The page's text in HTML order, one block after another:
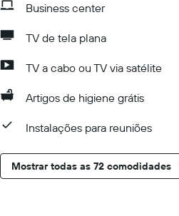
Business center
TV de tela plana
TV a cabo ou TV via satélite
Artigos de higiene grátis
Instalações para reuniões
Mostrar todas as 72 comodidades